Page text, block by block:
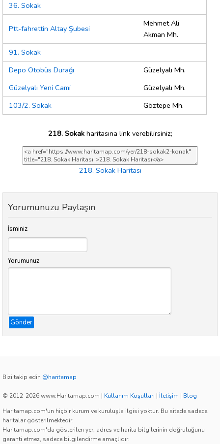
36. Sokak
Ptt-fahrettin Altay Şubesi
Mehmet Ali
Akman Mh.
91. Sokak
Depo Otobüs Durağı
Güzelyalı Mh.
Güzelyalı Yeni Cami
Güzelyalı Mh.
103/2. Sokak
Göztepe Mh.
218. Sokakharitasına link verebilirsiniz;
218. Sokak Haritası
Yorumunuzu Paylaşın
İsminiz
Yorumunuz
Gönder
Bizi takip edin @haritamap
© 2012-2026 www.Haritamap.com | Kullanım Koşulları | İletişim | Blog
Haritamap.com'un hiçbir kurum ve kuruluşla ilgisi yoktur. Bu sitede sadece
haritalar gösterilmektedir.
Haritamap.com'da gösterilen yer, adres ve harita bilgilerinin doğruluğunu
garanti etmez, sadece bilgilendirme amaçlıdır.